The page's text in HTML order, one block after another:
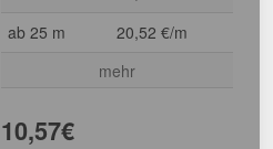
ab 25 m
20,52 €/m
mehr
10,57€